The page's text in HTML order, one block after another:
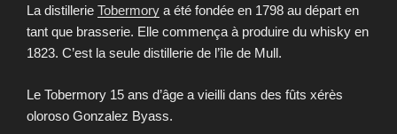
La distillerie Tobermory a été fondée en 1798 au départ en
tant que brasserie. Elle commença à produire du whisky en
1823. C’est la seule distillerie de l’île de Mull.
Le Tobermory 15 ans d’âge a vieilli dans des fûts xérès
oloroso Gonzalez Byass.